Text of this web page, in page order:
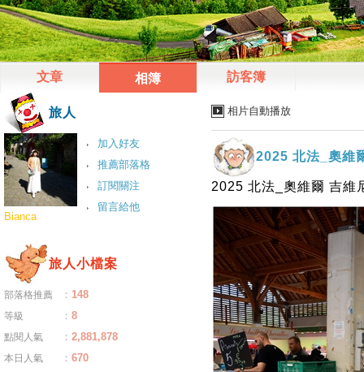
文章 相簿 訪客簿
相片自動播放
2025 北法_奧維
2025 北法_奧維爾 吉維
旅人
加入好友
推薦部落格
訂閱關注
留言給他
Bianca
旅人小檔案
部落格推薦 ： 148
等級 ： 8
點閱人氣 ： 2,881,878
本日人氣 ： 670